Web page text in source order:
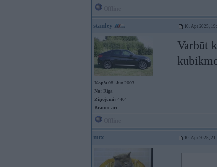
stanley 10. Apr 2025,
Kopš: 08. Jun 2003
No: Rīga
Ziņojumi: 4404
Braucu ar:
Varbūt
mtx 10. Apr 2025,